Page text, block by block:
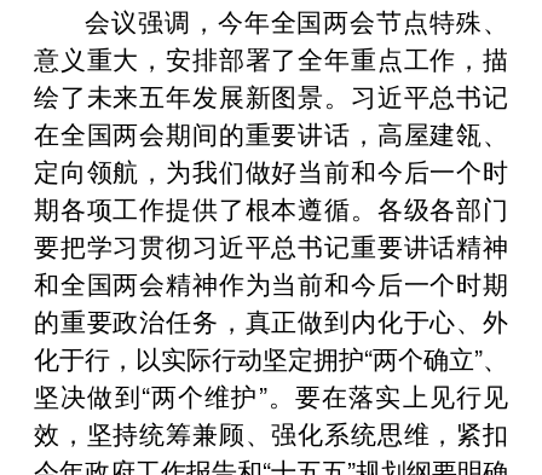
会议强调，今年全国两会节点特殊、
意义重大，安排部署了全年重点工作，描
绘了未来五年发展新图景。习近平总书记
在全国两会期间的重要讲话，高屋建瓴、
定向领航，为我们做好当前和今后一个时
期各项工作提供了根本遵循。各级各部门
要把学习贯彻习近平总书记重要讲话精神
和全国两会精神作为当前和今后一个时期
的重要政治任务，真正做到内化于心、外
化于行，以实际行动坚定拥护“两个确立”、
坚决做到“两个维护”。要在落实上见行见
效，坚持统筹兼顾、强化系统思维，紧扣